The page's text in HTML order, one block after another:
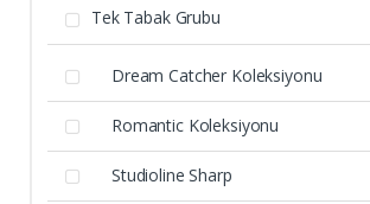
Tek Tabak Grubu
Dream Catcher Koleksiyonu
Romantic Koleksiyonu
Studioline Sharp